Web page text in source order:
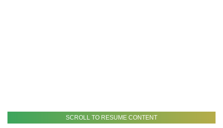
SCROLL TO RESUME CONTENT